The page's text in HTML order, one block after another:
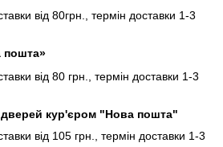
від 80грн., термін доставки 1-3
пошта»
від 80 грн., термін доставки 1-3
кур'єром "Нова пошта"
від 105 грн., термін доставки 1-3